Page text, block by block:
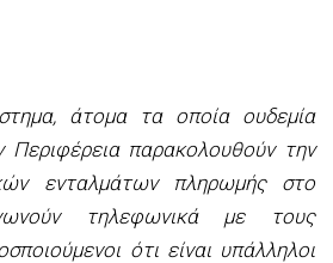
άτοµα τα οποία ουδεμία
Περιφέρεια παρακολουθούν την
ενταλµάτων πληρωμής στο
τηλεφωνικά µε τους
ότι είναι υπάλληλοι